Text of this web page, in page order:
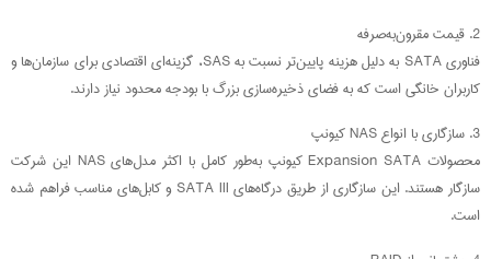
2. قیمت مقرون‌به‌صرفه
فناوری SATA به دلیل هزینه پایین‌تر نسبت به SAS، گزینه‌ای اقتصادی برای سازمان‌ها و
کاربران خانگی است که به فضای ذخیره‌سازی بزرگ با بودجه محدود نیاز دارند.
3. سازگاری با انواع NAS کیونپ
محصولات Expansion SATA کیونپ به‌طور کامل با اکثر مدل‌های NAS این شرکت
سازگار هستند. این سازگاری از طریق درگاه‌های SATA III و کابل‌های مناسب فراهم شده
است.